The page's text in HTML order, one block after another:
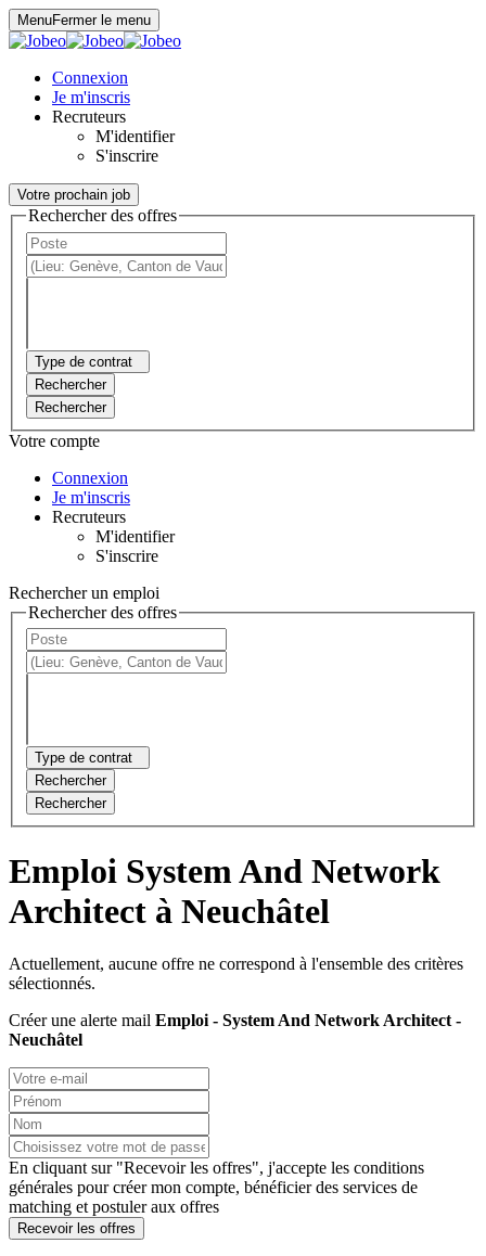
MenuFermer le menu
Connexion
Je m'inscris
Recruteurs
M'identifier
S'inscrire
Votre prochain job
Rechercher des offres
Type de contrat
Rechercher
Rechercher
Votre compte
Connexion
Je m'inscris
Recruteurs
M'identifier
S'inscrire
Rechercher un emploi
Rechercher des offres
Type de contrat
Rechercher
Rechercher
Emploi System And Network
Architect à Neuchâtel
Actuellement, aucune offre ne correspond à l'ensemble des critères
sélectionnés.
Créer une alerte mail Emploi - System And Network Architect -
Neuchâtel
En cliquant sur "Recevoir les offres", j'accepte les conditions
générales pour créer mon compte, bénéficier des services de
matching et postuler aux offres
Recevoir les offres
Panneau de gestion des cookies